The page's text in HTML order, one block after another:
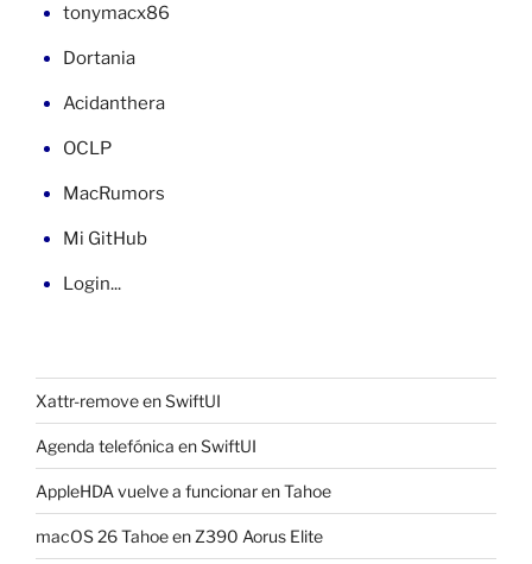
tonymacx86
Dortania
Acidanthera
OCLP
MacRumors
Mi GitHub
Login...
Xattr-remove en SwiftUI
Agenda telefónica en SwiftUI
AppleHDA vuelve a funcionar en Tahoe
macOS 26 Tahoe en Z390 Aorus Elite